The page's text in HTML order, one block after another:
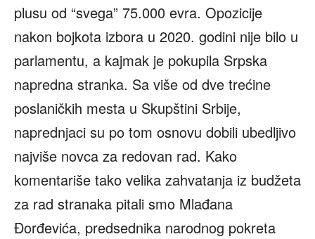
plusu od “svega” 75.000 evra. Opozicije
nakon bojkota izbora u 2020. godini nije bilo u
parlamentu, a kajmak je pokupila Srpska
napredna stranka. Sa više od dve trećine
poslaničkih mesta u Skupštini Srbije,
naprednjaci su po tom osnovu dobili ubedljivo
najviše novca za redovan rad. Kako
komentariše tako velika zahvatanja iz budžeta
za rad stranaka pitali smo Mlađana
Đorđevića, predsednika narodnog pokreta